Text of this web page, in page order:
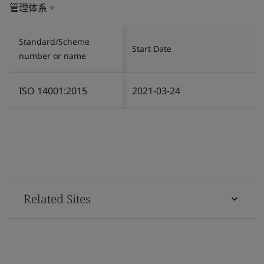
管理体系。
Standard/Scheme
number or name
Start Date
ISO 14001:2015 2021-03-24
Related Sites